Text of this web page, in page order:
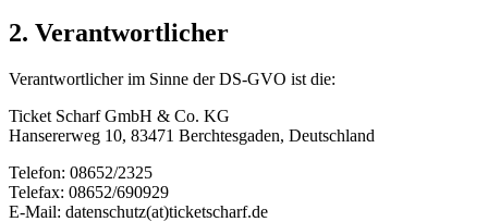
2. Verantwortlicher
Verantwortlicher im Sinne der DS-GVO ist die:
Ticket Scharf GmbH & Co. KG
Hansererweg 10, 83471 Berchtesgaden, Deutschland
Telefon: 08652/2325
Telefax: 08652/690929
E-Mail: datenschutz(at)ticketscharf.de